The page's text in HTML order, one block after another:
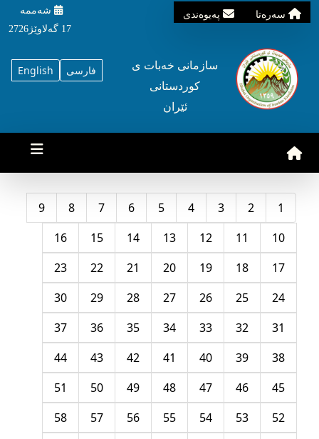
سه‌ره‌تا په‌یوه‌ندی
شه‌ممه‌
17 گه‌لاوێژ2726
English فارسی
سازمانی خه‌بات ی
کوردستانی
ئێران
1
2
3
4
5
6
7
8
9
10
11
12
13
14
15
16
17
18
19
20
21
22
23
24
25
26
27
28
29
30
31
32
33
34
35
36
37
38
39
40
41
42
43
44
45
46
47
48
49
50
51
52
53
54
55
56
57
58